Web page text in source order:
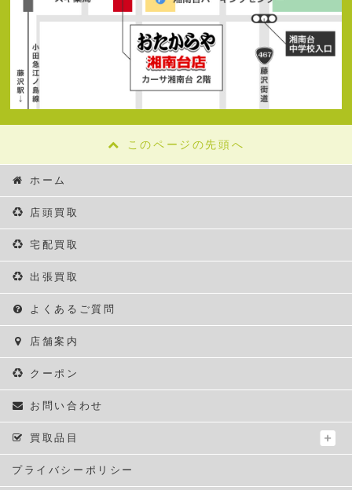
このページの先頭へ
ホーム
店頭買取
宅配買取
出張買取
よくあるご質問
店舗案内
クーポン
お問い合わせ
買取品目
プライバシーポリシー